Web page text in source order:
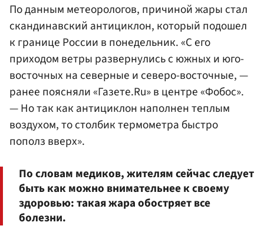
По данным метеорологов, причиной жары стал
скандинавский антициклон, который подошел
к границе России в понедельник. «С его
приходом ветры развернулись с южных и юго-
восточных на северные и северо-восточные, —
ранее поясняли «Газете.Ru» в центре «Фобос».
— Но так как антициклон наполнен теплым
воздухом, то столбик термометра быстро
пополз вверх».
По словам медиков, жителям сейчас следует
быть как можно внимательнее к своему
здоровью: такая жара обостряет все
болезни.